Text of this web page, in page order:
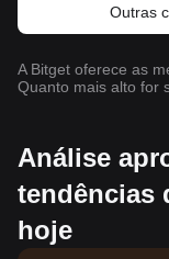
Outras
A Bitget oferece as
Quanto mais alto for
Análise
tendências
hoje